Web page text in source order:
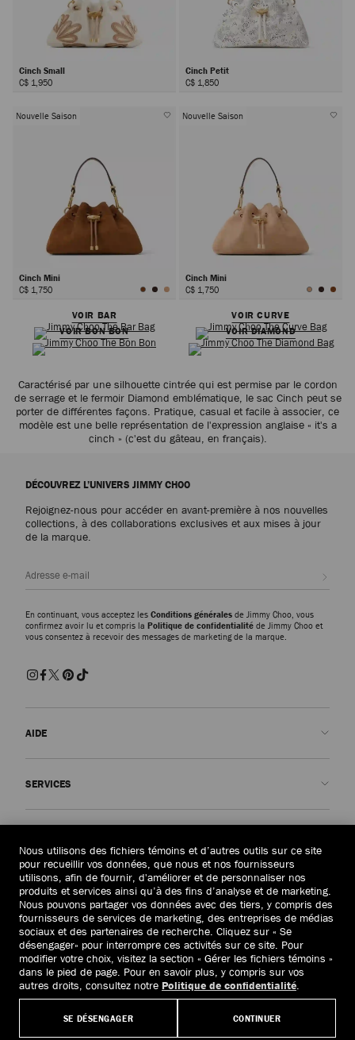
Cinch Small
C$ 1,950
Cinch Petit
C$ 1,850
Nouvelle Saison
Cinch Mini
C$ 1,750
Nouvelle Saison
Cinch Mini
C$ 1,750
VOIR BAR
VOIR CURVE
VOIR BON BON
VOIR DIAMOND
Caractérisé par une silhouette cintrée qui est permise par le cordon
de serrage et le fermoir Diamond emblématique, le sac Cinch peut se
porter de différentes façons. Pratique, casual et facile à associer, ce
modèle est une belle représentation de l'expression anglaise « it's a
cinch » (c'est du gâteau, en français).
DÉCOUVREZ L’UNIVERS JIMMY CHOO
Rejoignez-nous pour accéder en avant-première à nos nouvelles
collections, à des collaborations exclusives et aux mises à jour
de la marque.
En continuant, vous acceptez les Conditions générales de Jimmy Choo, vous
confirmez avoir lu et compris la Politique de confidentialité de Jimmy Choo et
vous consentez à recevoir des messages de marketing de la marque.
AIDE
Trouver un magasin
Livraison
Retours et échanges
SERVICES
Entretien et réparation
Garantie
Qui sommes-nous ?
Notre Histoire
JC World
Notre Impact
Responsabilité
Savoir-faire
JURIDIQUE
Politique de confidentialité
Conditions générales
Droit à l’oubli
Formulaire de demande d’accès
Politiques de la société
Canada(C$)
© 2026 Jimmy Choo
Nous utilisons des fichiers témoins et d’autres outils sur ce site
pour recueillir vos données, que nous et nos fournisseurs
utilisons, afin de fournir, d'améliorer et de personnaliser nos
produits et services ainsi qu’à des fins d’analyse et de marketing.
Nous pouvons partager vos données avec des tiers, y compris des
fournisseurs de services de marketing, des entreprises de médias
sociaux et des partenaires de recherche. Cliquez sur « Se
désengager» pour interrompre ces activités sur ce site. Pour
modifier votre choix, visitez la section « Gérer les fichiers témoins »
dans le pied de page. Pour en savoir plus, y compris sur vos
autres droits, consultez notre Politique de confidentialité.
SE DÉSENGAGER CONTINUER